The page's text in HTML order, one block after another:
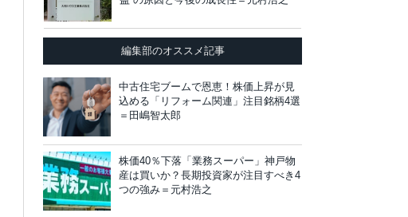
編集部のオススメ記事
中古住宅ブームで恩恵！株価上昇が見
込める「リフォーム関連」注目銘柄4選
＝田嶋智太郎
株価40％下落「業務スーパー」神戸物
産は買いか？長期投資家が注目すべき4
つの強み＝元村浩之